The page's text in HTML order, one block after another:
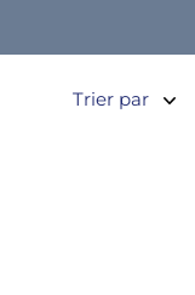
Trier par